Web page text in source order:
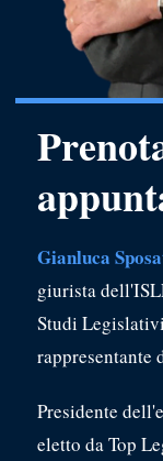
Gianluca
giurista
Studi
rappresentante
Presidente
eletto da Top